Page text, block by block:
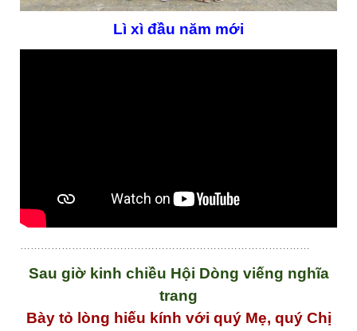
Lì xì đầu năm mới
Sau giờ kinh chiều Hội Dòng viếng nghĩa
trang
Bày tỏ lòng hiếu kính với quý Mẹ, quý Chị